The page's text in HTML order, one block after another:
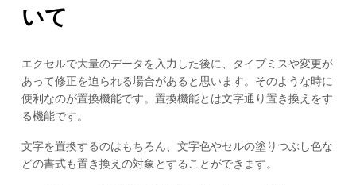
いて
エクセルで大量のデータを入力した後に、タイプミスや変更が
あって修正を迫られる場合があると思います。そのような時に
便利なのが置換機能です。置換機能とは文字通り置き換えをす
る機能です。
文字を置換するのはもちろん、文字色やセルの塗りつぶし色な
どの書式も置き換えの対象とすることができます。